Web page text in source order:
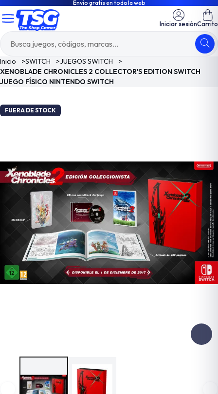
Envío gratis en toda la web
Iniciar sesiónCarrito
Inicio >SWITCH >JUEGOS SWITCH
>
XENOBLADE CHRONICLES 2 COLLECTOR'S EDITION SWITCH
JUEGO FÍSICO NINTENDO SWITCH
FUERA DE STOCK